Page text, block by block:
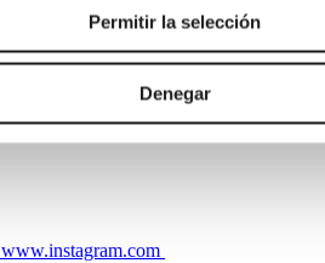
Permitir la selección
Denegar
www.instagram.com